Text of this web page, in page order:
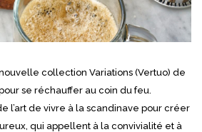
collection Variations (Vertuo) de
se réchauffer au coin du feu.
l’art de vivre à la scandinave pour créer
qui appellent à la convivialité et à